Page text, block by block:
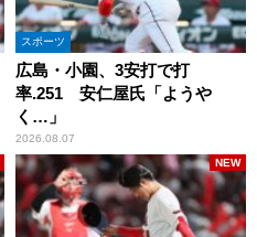
スポーツ
広島・小園、3安打で打
率.251 安仁屋氏「ようや
く…」
2026.08.07
NEW